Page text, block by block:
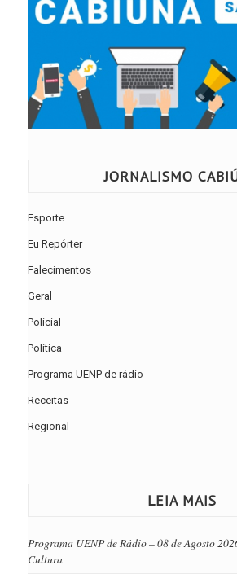
JORNALISMO
Esporte
Eu Repórter
Falecimentos
Geral
Policial
Política
Programa UENP de rádio
Receitas
Regional
LEIA MAIS
Programa UENP de Rádio – 08 de Agosto
Cultura